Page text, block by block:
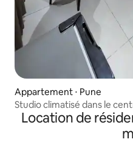
Appartement ⋅ Pune
Studio climatisé dans le
Location de